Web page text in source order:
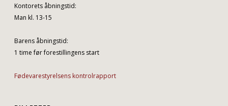
Kontorets åbningstid:
Man kl. 13-15
Barens åbningstid:
1 time før forestillingens start
Fødevarestyrelsens kontrolrapport